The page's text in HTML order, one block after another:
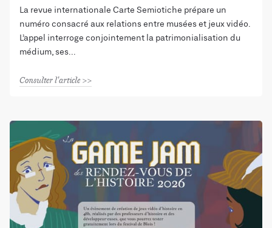
La revue internationale Carte Semiotiche prépare un
numéro consacré aux relations entre musées et jeux vidéo.
L’appel interroge conjointement la patrimonialisation du
médium, ses
Consulter l'article